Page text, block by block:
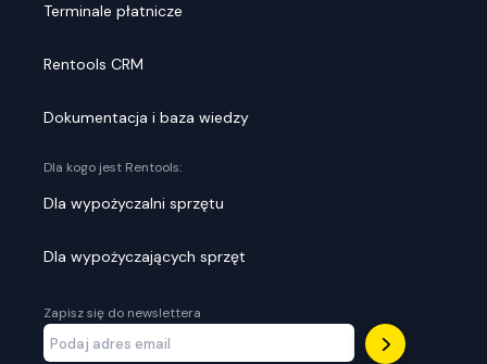
Terminale płatnicze
Rentools CRM
Dokumentacja i baza wiedzy
Dla kogo jest Rentools:
Dla wypożyczalni sprzętu
Dla wypożyczających sprzęt
Zapisz się do newslettera